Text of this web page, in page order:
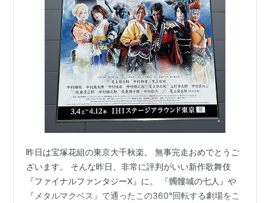
昨日は宝塚花組の東京大千秋楽。 無事完走おめでとうご
ざいます。 そんな昨日、非常に評判がいい新作歌舞伎
『ファイナルファンタジーX』に。 『髑髏城の七人』や
『メタルマクベス』で通ったこの360°回転する劇場をこ